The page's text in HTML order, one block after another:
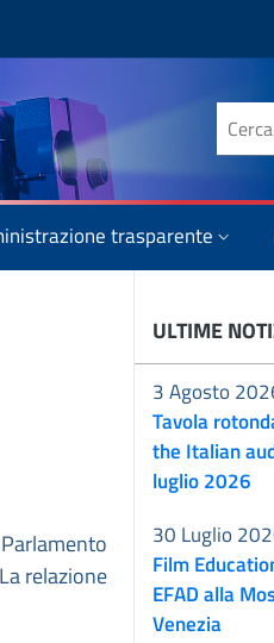
trasparente
relazione
ULTIME
Tavola
the Italian
luglio 2026
3 Agosto
Film
EFAD alla
Venezia
30 Luglio